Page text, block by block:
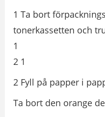
1 Ta bort
tonerkassetten och
1
2 1
2 Fyll på papper i
Ta bort den orange